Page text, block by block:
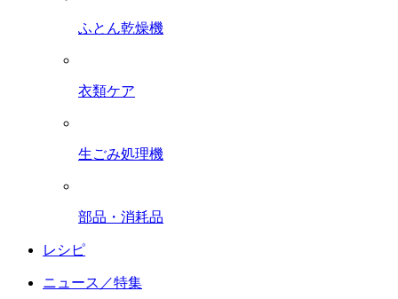
ふとん乾燥機
衣類ケア
生ごみ処理機
部品・消耗品
レシピ
ニュース／特集